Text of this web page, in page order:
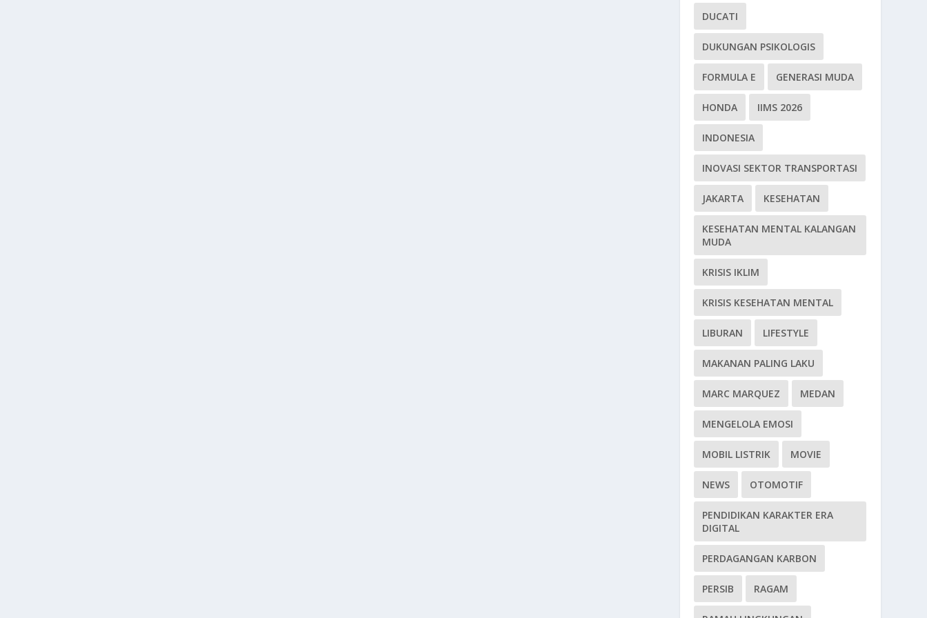
DUCATI
DUKUNGAN PSIKOLOGIS
FORMULA E GENERASI MUDA
HONDA IIMS 2026
INDONESIA
INOVASI SEKTOR TRANSPORTASI
JAKARTA KESEHATAN
KESEHATAN MENTAL KALANGAN
MUDA
KRISIS IKLIM
KRISIS KESEHATAN MENTAL
LIBURAN LIFESTYLE
MAKANAN PALING LAKU
MARC MARQUEZ MEDAN
MENGELOLA EMOSI
MOBIL LISTRIK MOVIE
NEWS OTOMOTIF
PENDIDIKAN KARAKTER ERA
DIGITAL
PERDAGANGAN KARBON
PERSIB RAGAM